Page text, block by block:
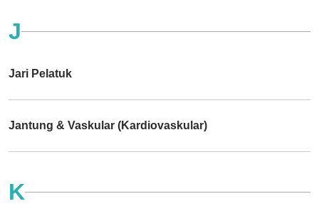
J
Jari Pelatuk
Jantung & Vaskular (Kardiovaskular)
K